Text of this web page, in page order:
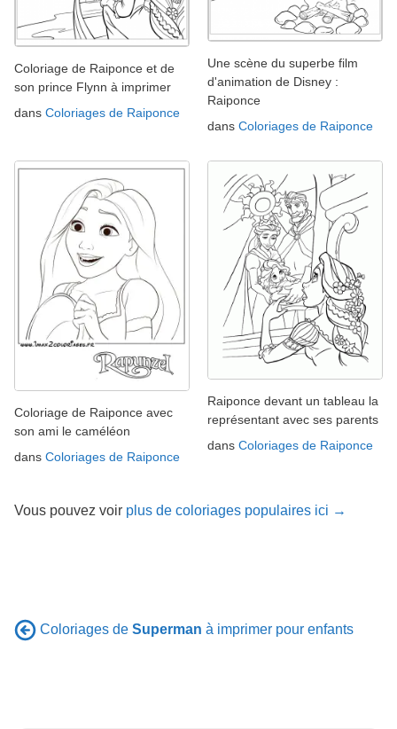
Coloriage de Raiponce et de
son prince Flynn à imprimer
dans Coloriages de Raiponce
Une scène du superbe film
d'animation de Disney :
Raiponce
dans Coloriages de Raiponce
Coloriage de Raiponce avec
son ami le caméléon
dans Coloriages de Raiponce
Raiponce devant un tableau la
représentant avec ses parents
dans Coloriages de Raiponce
Vous pouvez voir plus de coloriages populaires ici →
Coloriages de Superman à imprimer pour enfants